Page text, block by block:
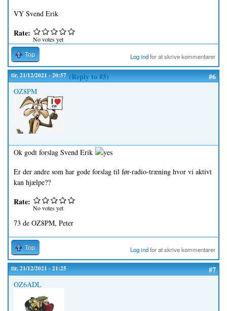
VY Svend Erik
Rate:
No votes yet
Top Log indfor at skrive kommentarer
tir, 21/12/2021 - 20:57 (Reply to #5) #6
OZ8PM
Ok godt forslag Svend Erik
Er der andre som har gode forslag til før-radio-træning hvor vi aktivt
kan hjælpe??
Rate:
No votes yet
73 de OZ8PM, Peter
Top Log indfor at skrive kommentarer
tir, 21/12/2021 - 21:25 #7
OZ6ADL